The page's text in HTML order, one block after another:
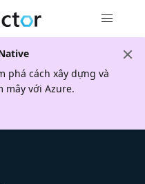
phá cách xây dựng và
mây với Azure.